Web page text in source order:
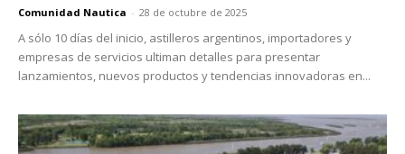
Comunidad Nautica - 28 de octubre de 2025
A sólo 10 días del inicio, astilleros argentinos, importadores y
empresas de servicios ultiman detalles para presentar
lanzamientos, nuevos productos y tendencias innovadoras en...